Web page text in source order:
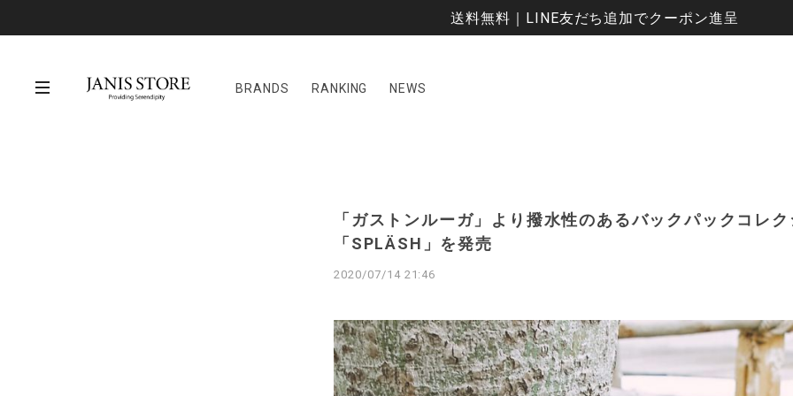
送料無料｜LINE友だち追加でクーポン進呈
BRANDS RANKING NEWS
「ガストンルーガ」より撥水性のあるバックパックコレ
「SPLÄSH」を発売
2020/07/14 21:46